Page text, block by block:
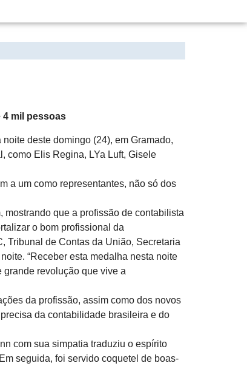
4 mil pessoas
deste domingo (24), em Gramado,
como Elis Regina, LYa Luft, Gisele
a um como representantes, não só dos
que a profissão de contabilista
o bom profissional da
Tribunal de Contas da União, Secretaria
“Receber esta medalha nesta noite
grande revolução que vive a
da profissão, assim como dos novos
da contabilidade brasileira e do
com sua simpatia traduziu o espírito
seguida, foi servido coquetel de boas-